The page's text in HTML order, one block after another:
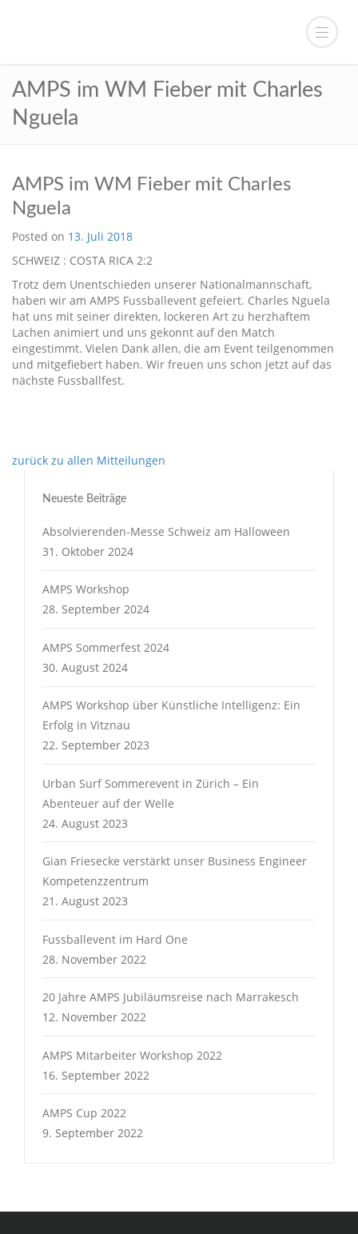
AMPS im WM Fieber mit Charles
Nguela
AMPS im WM Fieber mit Charles
Nguela
Posted on 13. Juli 2018
SCHWEIZ : COSTA RICA 2:2
Trotz dem Unentschieden unserer Nationalmannschaft,
haben wir am AMPS Fussballevent gefeiert. Charles Nguela
hat uns mit seiner direkten, lockeren Art zu herzhaftem
Lachen animiert und uns gekonnt auf den Match
eingestimmt. Vielen Dank allen, die am Event teilgenommen
und mitgefiebert haben. Wir freuen uns schon jetzt auf das
nächste Fussballfest.
zurück zu allen Mitteilungen
Neueste Beiträge
Absolvierenden-Messe Schweiz am Halloween
31. Oktober 2024
AMPS Workshop
28. September 2024
AMPS Sommerfest 2024
30. August 2024
AMPS Workshop über Künstliche Intelligenz: Ein
Erfolg in Vitznau
22. September 2023
Urban Surf Sommerevent in Zürich – Ein
Abenteuer auf der Welle
24. August 2023
Gian Friesecke verstärkt unser Business Engineer
Kompetenzzentrum
21. August 2023
Fussballevent im Hard One
28. November 2022
20 Jahre AMPS Jubiläumsreise nach Marrakesch
12. November 2022
AMPS Mitarbeiter Workshop 2022
16. September 2022
AMPS Cup 2022
9. September 2022